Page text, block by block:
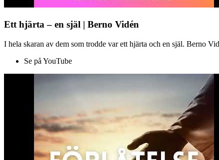
Ett hjärta – en själ | Berno Vidén
I hela skaran av dem som trodde var ett hjärta och en själ. Berno
Se på YouTube